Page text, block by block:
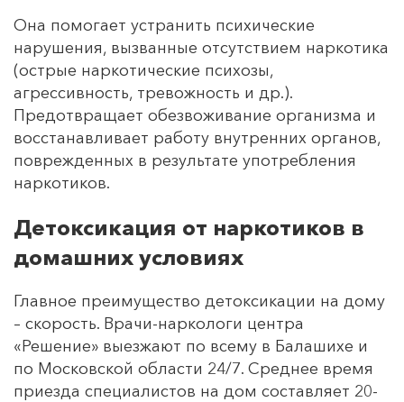
Она помогает устранить психические
нарушения, вызванные отсутствием наркотика
(острые наркотические психозы,
агрессивность, тревожность и др.).
Предотвращает обезвоживание организма и
восстанавливает работу внутренних органов,
поврежденных в результате употребления
наркотиков.
Детоксикация от наркотиков в
домашних условиях
Главное преимущество детоксикации на дому
– скорость. Врачи-наркологи центра
«Решение» выезжают по всему в Балашихе и
по Московской области 24/7. Среднее время
приезда специалистов на дом составляет 20-